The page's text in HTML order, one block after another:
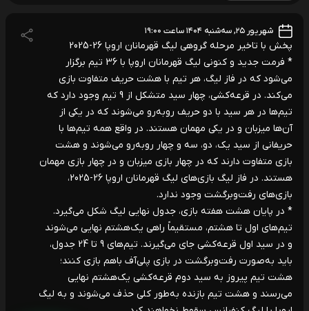
شهریور ۲۵, سه‌شنبه ۱۴۰۴ ساعت ۱۹:۰۰
پخش با تاخیر مرحله گروهی لیگ قهرمانان اروپا 26-2025
* فرمت جدید و کنونی لیگ قهرمانان اروپا با 36 تیم برگزار
می‌شود که در فاز لیگ، هر تیم با هشت حریف متفاوت بازی
می‌کند. در قرعه‌کشی، چهار سید متشکل از 9 تیم وجود دارد که
تیم‌ها در هر سید با دو حریف روبه‌رو می‌شوند که در یکی از
آن‌ها میزبان و در یکی مهمان هستند. در واقع همه تیم‌ها با
حریفانی از سید یک، دو، سه و چهار روبه‌رو می‌شوند و هشت
بازی متفاوت دارند که در چهار بازی میزبان و در چهار بازی مهمان
هستند. در فاز لیگ بازی‌های لیگ قهرمانان اروپا 26-2025،
بازی‌های رفت‌وبرگشت وجود ندارد.
* در پایان هشت هفته بازی، جدول نهایی لیگ شکل می‌گیرد.
تیم‌های اول تا هشتم، مستقیماً راهی یک‌هشتم نهایی می‌شوند
و در سید اول قرعه‌کشی جای می‌گیرند. تیم‌های 9 تا 24 جدول،
باید به‌صورت رفت‌وبرگشت در بازی پلی‌آف باهم بازی کنند؛
هشت تیم پیروز به سید دوم قرعه‌کشی یک‌هشتم نهایی
می‌رسند و هشت تیم بازنده به‌طور کلی حذف می‌شوند و به لیگ